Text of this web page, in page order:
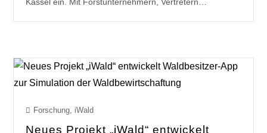
Kassel ein. Mit Forstunternehmern, Vertretern…
Forschung, iWald
Neues Projekt „iWald“ entwickelt